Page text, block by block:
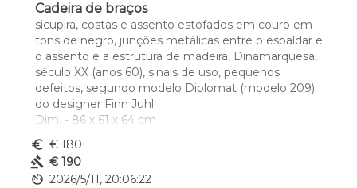
Cadeira de braços
sicupira, costas e assento estofados em couro em
tons de negro, junções metálicas entre o espaldar e
o assento e a estrutura de madeira, Dinamarquesa,
século XX (anos 60), sinais de uso, pequenos
defeitos, segundo modelo Diplomat (modelo 209)
do designer Finn Juhl
Dim. - 86 x 61 x 64 cm
euro_symbol € 180
gavel € 190
av_timer 2026/5/11, 20:06:22